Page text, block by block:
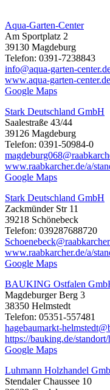
Aqua-Garten-Center
Am Sportplatz 2
39130 Magdeburg
Telefon: 0391-7238843
info@aqua-garten-
www.aqua-garten-center.de
Google Maps
Stark Deutschland GmbH
Saalestraße 43/44
39126 Magdeburg
Telefon: 0391-50984-0
www.raabkarcher.de/a/
Google Maps
Stark Deutschland GmbH
Zackmünder Str 11
39218 Schönebeck
Telefon: 039287688720
www.raabkarcher.de/a/
Google Maps
BAUKING Ostfalen
Magdeburger Berg 3
38350 Helmstedt
Telefon: 05351-557481
hagebaumarkt-
https://bauking.de/
Google Maps
Luhmann Holzhandel
Stendaler Chaussee 10